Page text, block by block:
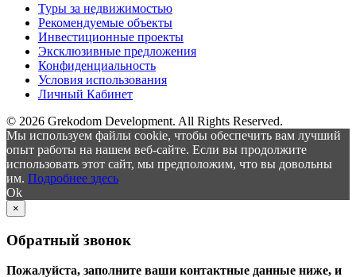
Туры за недвижимостью
Рекомендуемые объекты
Инвестиционные проекты
Эксклюзивные предложения
Конфиденциальность
Условия использования
Личный Кабинет
© 2026 Grekodom Development. All Rights Reserved.
Мы используем файлы cookie, чтобы обеспечить вам лучший
опыт работы на нашем веб-сайте. Если вы продолжите
использовать этот сайт, мы предположим, что вы довольны
им. Подробнее здесь
Ok
×
Обратный звонок
Пожалуйста, заполните ваши контактные данные ниже, и